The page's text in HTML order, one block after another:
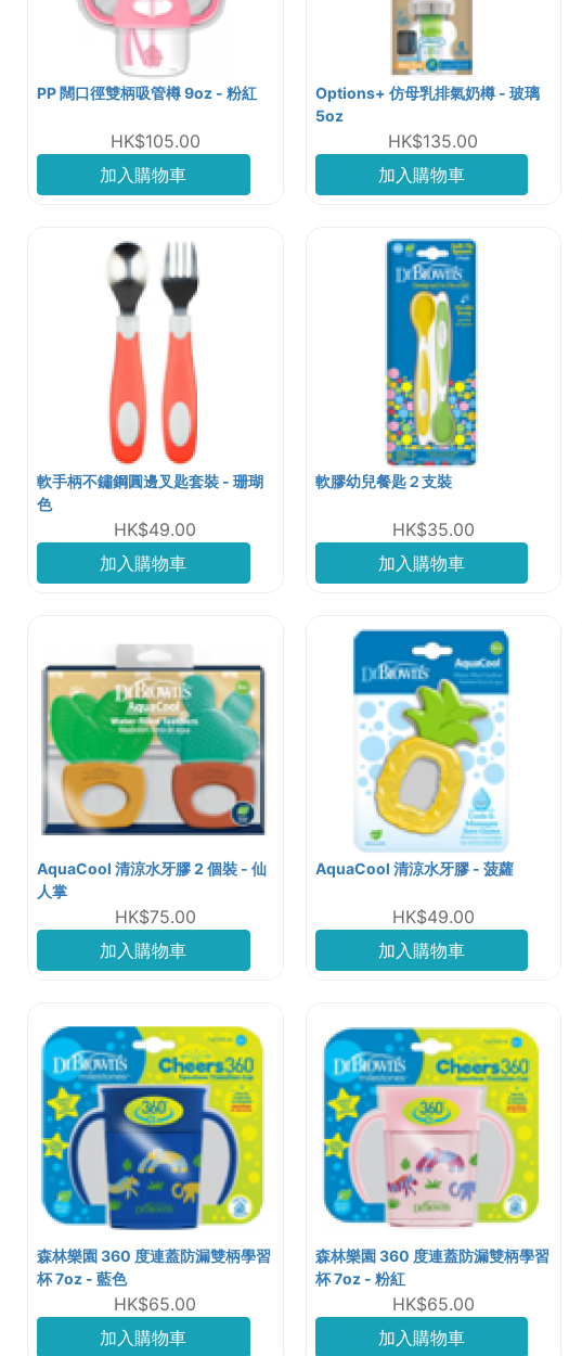
PP 闊口徑雙柄吸管樽 9oz - 粉紅
HK$105.00
加入購物車
Options+ 仿母乳排氣奶樽 - 玻璃
5oz
HK$135.00
加入購物車
軟手柄不鏽鋼圓邊叉匙套裝 - 珊瑚
色
HK$49.00
加入購物車
軟膠幼兒餐匙２支裝
HK$35.00
加入購物車
AquaCool 清涼水牙膠 2 個裝 - 仙
人掌
HK$75.00
加入購物車
AquaCool 清涼水牙膠 - 菠蘿
HK$49.00
加入購物車
森林樂園 360 度連蓋防漏雙柄學習
杯 7oz - 藍色
HK$65.00
加入購物車
森林樂園 360 度連蓋防漏雙柄學習
杯 7oz - 粉紅
HK$65.00
加入購物車